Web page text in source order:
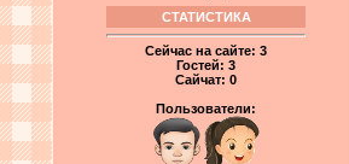
СТАТИСТИКА
Сейчас на сайте: 3
Гостей: 3
Сайчат: 0
Пользователи: